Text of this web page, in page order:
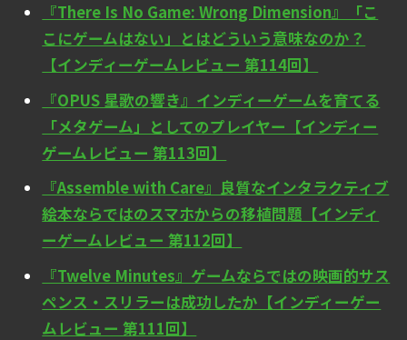
『There Is No Game: Wrong Dimension』「こ
こにゲームはない」とはどういう意味なのか？
【インディーゲームレビュー 第114回】
『OPUS 星歌の響き』インディーゲームを育てる
「メタゲーム」としてのプレイヤー【インディー
ゲームレビュー 第113回】
『Assemble with Care』良質なインタラクティブ
絵本ならではのスマホからの移植問題【インディ
ーゲームレビュー 第112回】
『Twelve Minutes』ゲームならではの映画的サス
ペンス・スリラーは成功したか【インディーゲー
ムレビュー 第111回】